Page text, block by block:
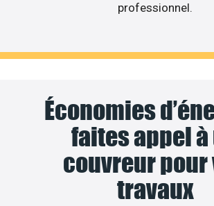
professionnel.
Économies
faites appel à
couvreur pour
travaux